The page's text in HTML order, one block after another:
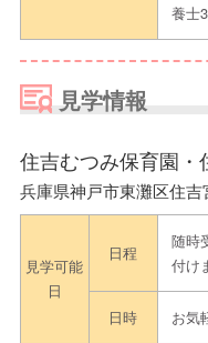
養士
見学情報
住吉むつみ保育園・
兵庫県神戸市東灘区住吉
見学可能
日
日程
随時
付け
日時 お気